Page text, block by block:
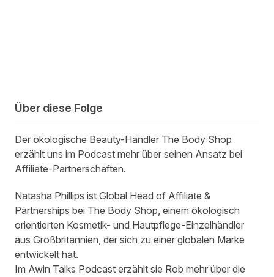
Über diese Folge
Der ökologische Beauty-Händler The Body Shop
erzählt uns im Podcast mehr über seinen Ansatz bei
Affiliate-Partnerschaften.
Natasha Phillips ist Global Head of Affiliate &
Partnerships bei The Body Shop, einem ökologisch
orientierten Kosmetik- und Hautpflege-Einzelhändler
aus Großbritannien, der sich zu einer globalen Marke
entwickelt hat.
Im Awin Talks Podcast erzählt sie Rob mehr über die